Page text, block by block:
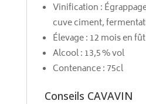
Vinification :
cuve ciment,
Élevage : 12 mois en
Alcool : 13,5 % vol
Contenance : 75cl
Conseils CAVAVIN